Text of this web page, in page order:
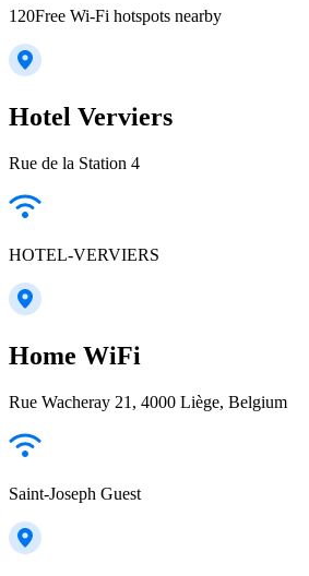
120Free Wi-Fi hotspots nearby
Hotel Verviers
Rue de la Station 4
HOTEL-VERVIERS
Home WiFi
Rue Wacheray 21, 4000 Liège, Belgium
Saint-Joseph Guest